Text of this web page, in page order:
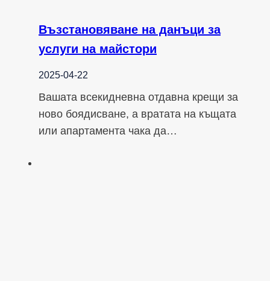
Възстановяване на данъци за
услуги на майстори
2025-04-22
Вашата всекидневна отдавна крещи за
ново боядисване, а вратата на къщата
или апартамента чака да…